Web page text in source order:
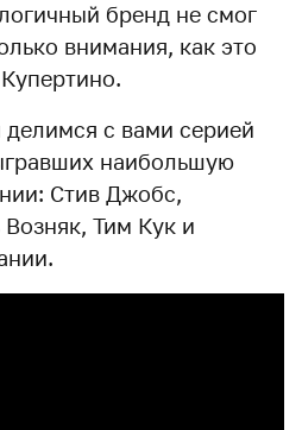
бренд не смог
внимания, как это
с вами серией
наибольшую
Стив Джобс,
Тим Кук и